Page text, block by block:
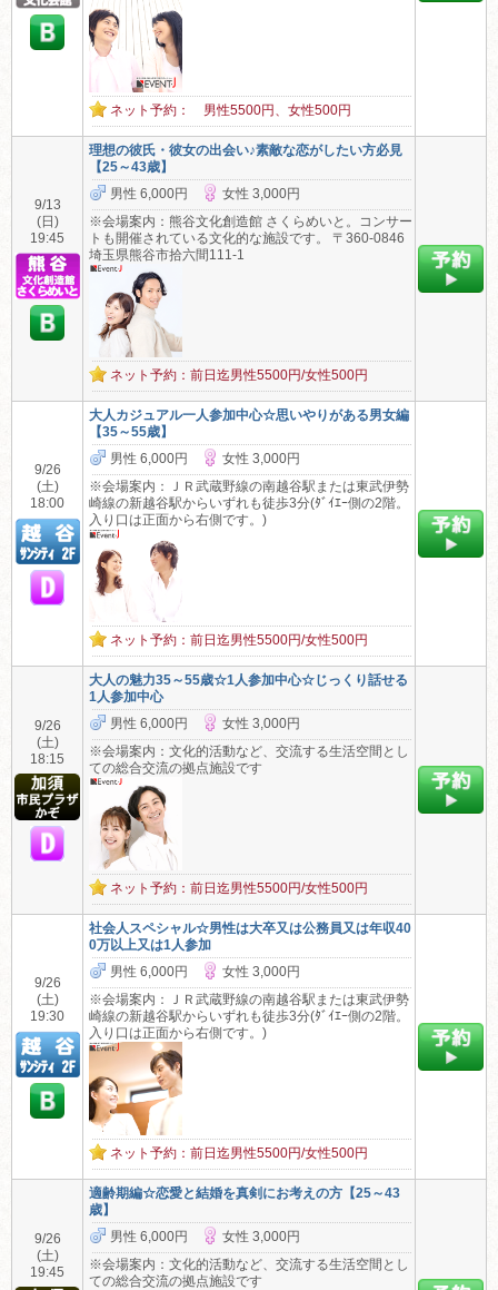
ネット予約： 男性5500円、女性500円
9/13
(日)
19:45
理想の彼氏・彼女の出会い♪素敵な恋がしたい方必見
【25～43歳】
男性 6,000円
女性 3,000円
※会場案内：熊谷文化創造館 さくらめいと。コンサー
トも開催されている文化的な施設です。 〒360-0846
埼玉県熊谷市拾六間111-1
ネット予約：前日迄男性5500円/女性500円
9/26
(土)
18:00
大人カジュアル一人参加中心☆思いやりがある男女編
【35～55歳】
男性 6,000円
女性 3,000円
※会場案内：ＪＲ武蔵野線の南越谷駅または東武伊勢
崎線の新越谷駅からいずれも徒歩3分(ﾀﾞｲｴｰ側の2階。
入り口は正面から右側です。)
ネット予約：前日迄男性5500円/女性500円
9/26
(土)
18:15
大人の魅力35～55歳☆1人参加中心☆じっくり話せる
1人参加中心
男性 6,000円
女性 3,000円
※会場案内：文化的活動など、交流する生活空間とし
ての総合交流の拠点施設です
ネット予約：前日迄男性5500円/女性500円
9/26
(土)
19:30
社会人スペシャル☆男性は大卒又は公務員又は年収40
0万以上又は1人参加
男性 6,000円
女性 3,000円
※会場案内：ＪＲ武蔵野線の南越谷駅または東武伊勢
崎線の新越谷駅からいずれも徒歩3分(ﾀﾞｲｴｰ側の2階。
入り口は正面から右側です。)
ネット予約：前日迄男性5500円/女性500円
9/26
(土)
19:45
適齢期編☆恋愛と結婚を真剣にお考えの方【25～43
歳】
男性 6,000円
女性 3,000円
※会場案内：文化的活動など、交流する生活空間とし
ての総合交流の拠点施設です